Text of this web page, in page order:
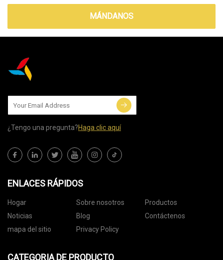
MÁNDANOS
¿Tengo una pregunta?Haga clic aquí
ENLACES RÁPIDOS
Hogar Sobre nosotros
Productos
Noticias
Blog
Contáctenos
mapa del sitio
Privacy Policy
CATEGORIA DE PRODUCTO